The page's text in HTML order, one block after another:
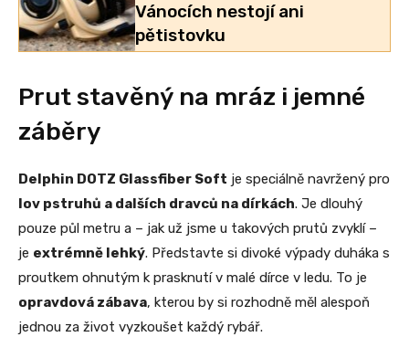
Vánocích nestojí ani
pětistovku
Prut stavěný na mráz i jemné
záběry
Delphin DOTZ Glassfiber Soft je speciálně navržený pro
lov pstruhů a dalších dravců na dírkách. Je dlouhý
pouze půl metru a – jak už jsme u takových prutů zvyklí –
je extrémně lehký. Představte si divoké výpady duháka s
proutkem ohnutým k prasknutí v malé dírce v ledu. To je
opravdová zábava, kterou by si rozhodně měl alespoň
jednou za život vyzkoušet každý rybář.